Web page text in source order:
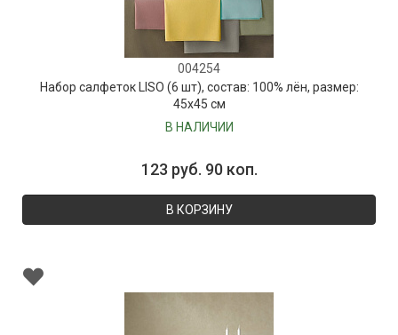
004254
Набор салфеток LISO (6 шт), состав: 100% лён, размер:
45х45 см
В НАЛИЧИИ
123 руб. 90 коп.
В КОРЗИНУ